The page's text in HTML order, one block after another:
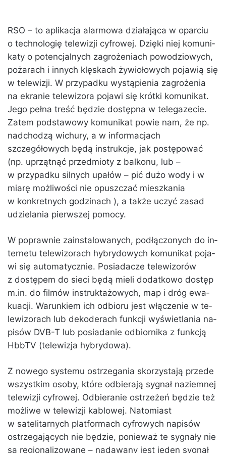
RSO – to apli­ka­cja alar­mo­wa dzia­ła­ją­ca w opar­ciu
o tech­no­lo­gię te­le­wi­zji cy­fro­wej. Dzię­ki niej ko­mu­ni­
ka­ty o po­ten­cjal­nych za­gro­że­niach po­wo­dzio­wych,
po­ża­rach i in­nych klę­skach ży­wio­ło­wych po­ja­wią się
w te­le­wi­zji. W przy­pad­ku wy­stą­pie­nia za­gro­że­nia
na ekra­nie te­le­wi­zo­ra po­ja­wi się krót­ki ko­mu­ni­kat.
Jego pełna treść bę­dzie do­stęp­na w te­le­ga­ze­cie.
Zatem podstawowy komunikat powie nam, że np.
nadchodzą wichury, a w informacjach
szczegółowych będą instrukcje, jak postępować
(np. uprzątnąć przedmioty z balkonu, lub –
w przypadku silnych upałów – pić dużo wody i w
miarę możliwości nie opuszczać mieszkania
w konkretnych godzinach ), a także uczyć zasad
udzielania pierwszej pomocy.
W po­praw­nie za­in­sta­lo­wa­nych, pod­łą­czo­nych do in­
ter­ne­tu te­le­wi­zo­rach hy­bry­do­wych ko­mu­ni­kat po­ja­
wi się au­to­ma­tycz­nie. Po­sia­da­cze te­le­wi­zo­rów
z do­stę­pem do sieci będą mieli do­dat­ko­wo do­stęp
m.​in. do fil­mów in­struk­ta­żo­wych, map i dróg ewa­
ku­acji. Wa­run­kiem ich od­bio­ru jest włą­cze­nie w te­
le­wi­zo­rach lub de­ko­de­rach funk­cji wy­świe­tla­nia na­
pi­sów DVB-T lub po­sia­da­nie od­bior­ni­ka z funk­cją
HbbTV (te­le­wi­zja hy­bry­do­wa).
Z nowego systemu ostrzegania skorzystają przede
wszystkim osoby, które odbierają sygnał naziemnej
telewizji cyfrowej. Odbieranie ostrzeżeń będzie też
możliwe w telewizji kablowej. Natomiast
w satelitarnych platformach cyfrowych napisów
ostrzegających nie będzie, ponieważ te sygnały nie
są regionalizowane – nadawany jest jeden sygnał